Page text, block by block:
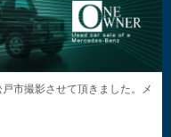
市撮影させて頂きました。メ